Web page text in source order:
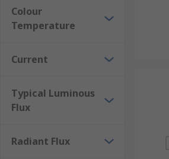
Colour
Temperature
Current
Typical Luminous
Flux
Radiant Flux